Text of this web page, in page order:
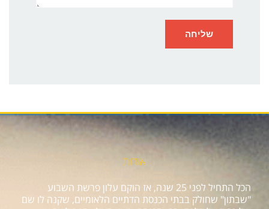
אודות
הכל התחיל לפני 25 שנה, אז הוקם עלון פרשת השבוע
"שבתון" שחולק בבתי הכנסת הדתיים הלאומיים, שקנה לו שם